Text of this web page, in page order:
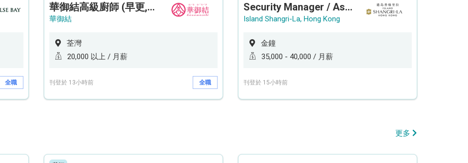
全職
華御結高級廚師 (早更,中央廚房)*底薪可達20k* (5天工作週)
華御結
荃灣
20,000 以上 / 月薪
刊登於 13小時前 全職
Security Manager / Assistant Security Manager
Island Shangri-La, Hong Kong
金鐘
35,000 - 40,000 / 月薪
刊登於 15小時前
更多